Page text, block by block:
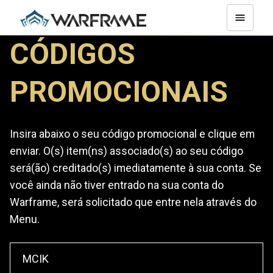
CÓDIGOS
PROMOCIONAIS
Insira abaixo o seu código promocional e clique em
enviar. O(s) item(ns) associado(s) ao seu código
será(ão) creditado(s) imediatamente à sua conta. Se
você ainda não tiver entrado na sua conta do
Warframe, será solicitado que entre nela através do
Menu.